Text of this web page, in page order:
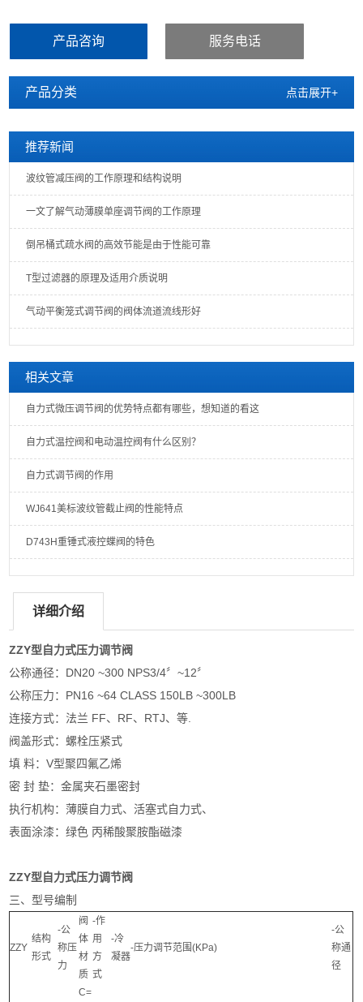
蒸汽介质减压稳压或泄压稳压的自动控制。本系列产品作用型式有减
产品咨询 服务电话
产品分类 点击展开+
推荐新闻
波纹管减压阀的工作原理和结构说明
一文了解气动薄膜单座调节阀的工作原理
倒吊桶式疏水阀的高效节能是由于性能可靠
T型过滤器的原理及适用介质说明
气动平衡笼式调节阀的阀体流道流线形好
相关文章
自力式微压调节阀的优势特点都有哪些，想知道的看这
自力式温控阀和电动温控阀有什么区别？
自力式调节阀的作用
WJ641美标波纹管截止阀的性能特点
D743H重锤式液控蝶阀的特色
详细介绍
ZZY型自力式压力调节阀
公称通径：DN20 ~300 NPS3/4〞~12〞
公称压力：PN16 ~64 CLASS 150LB ~300LB
连接方式：法兰 FF、RF、RTJ、等.
阀盖形式：螺栓压紧式
填 料：V型聚四氟乙烯
密 封 垫：金属夹石墨密封
执行机构：薄膜自力式、活塞式自力式、
表面涂漆：绿色 丙稀酸聚胺酯磁漆
ZZY型自力式压力调节阀
三、型号编制
ZZY
结构
形式
-公
称压
力
阀
体
材
质
-作
用
方
式
-冷
凝器
-压力调节范围(KPa)
-公
称通
径
C=